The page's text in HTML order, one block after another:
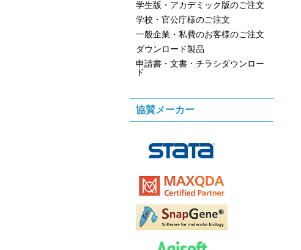
学生版・アカデミック版のご注文
学校・官公庁様のご注文
一般企業・私費のお客様のご注文
ダウンロード製品
申請書・文書・チラシダウンロー
ド
協賛メーカー